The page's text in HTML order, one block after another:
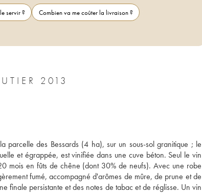
servir ?
Combien va me coûter la livraison ?
HERMITAGE ERMITAGE LE PAVILLON CHAPOUTIER 2013
parcelle des Bessards (4 ha), sur un sous-sol granitique ; le
et égrappée, est vinifiée dans une cuve béton. Seul le vin
mois en fûts de chêne (dont 30% de neufs). Avec une robe
fumé, accompagné d'arômes de mûre, de prune et de
finale persistante et des notes de tabac et de réglisse. Un vin